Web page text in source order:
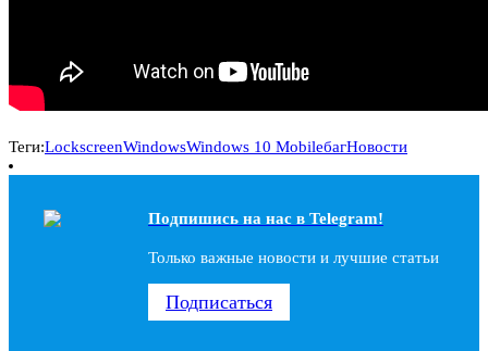
Теги:LockscreenWindowsWindows 10 MobileбагНовости
Подпишись на наc в Telegram!
Только важные новости и лучшие статьи
Подписаться